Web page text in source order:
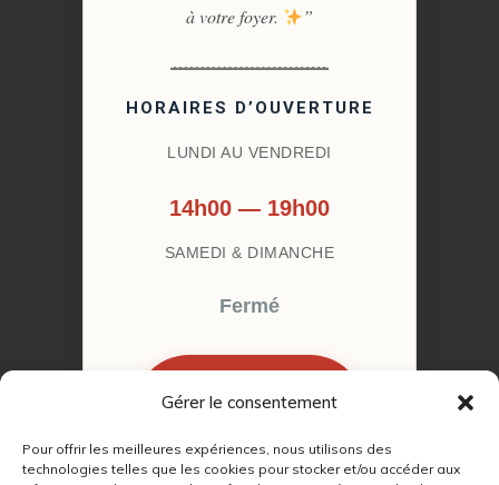
Gérer le consentement
Pour offrir les meilleures expériences, nous utilisons des
technologies telles que les cookies pour stocker et/ou accéder aux
à votre foyer.
”
HORAIRES D’OUVERTURE
LUNDI AU VENDREDI
14h00 — 19h00
SAMEDI & DIMANCHE
Fermé
RENDEZ-VOUS